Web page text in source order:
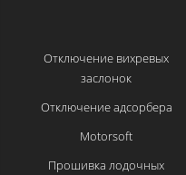
Отключение вихревых
заслонок
Отключение адсорбера
Motorsoft
Прошивка лодочных